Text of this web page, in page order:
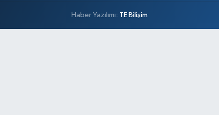
Haber Yazılımı: TE Bilişim